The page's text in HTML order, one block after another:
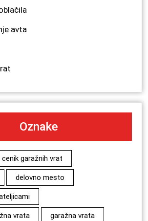
avta
Oznake
cenik garažnih vrat
delovno mesto
vrata garažna vrata